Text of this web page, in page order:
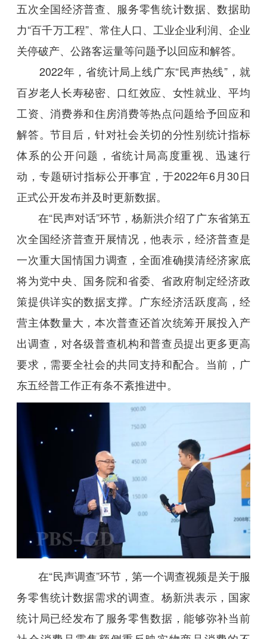
五次全国经济普查、服务零售统计数据、数据助
力“百千万工程”、常住人口、工业企业利润、企业
关停破产、公路客运量等问题予以回应和解答。
2022年，省统计局上线广东“民声热线”，就
百岁老人长寿秘密、口红效应、女性就业、平均
工资、消费券和住房消费等热点问题给予回应和
解答。节目后，针对社会关切的分性别统计指标
体系的公开问题，省统计局高度重视、迅速行
动，专题研讨指标公开事宜，于2022年6月30日
正式公开发布并及时更新数据。
在“民声对话”环节，杨新洪介绍了广东省第五
次全国经济普查开展情况，他表示，经济普查是
一次重大国情国力调查，全面准确摸清经济家底
将为党中央、国务院和省委、省政府制定经济政
策提供详实的数据支撑。广东经济活跃度高，经
营主体数量大，本次普查还首次统筹开展投入产
出调查，对各级普查机构和普查员提出更多更高
要求，需要全社会的共同支持和配合。当前，广
东五经普工作正有条不紊推进中。
在“民声调查”环节，第一个调查视频是关于服
务零售统计数据需求的调查。杨新洪表示，国家
统计局已经发布了服务零售数据，能够弥补当前